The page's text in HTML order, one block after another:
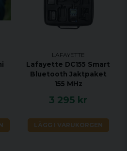
LAFAYETTE
Lafayette DC155 Smart
Bluetooth Jaktpaket
155 MHz
3 295 kr
LÄGG I VARUKORGEN
telematik ingår, därefter
Beidou, Waas, Egnos